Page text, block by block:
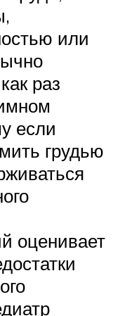
или
раз
если
грудью
оценивает